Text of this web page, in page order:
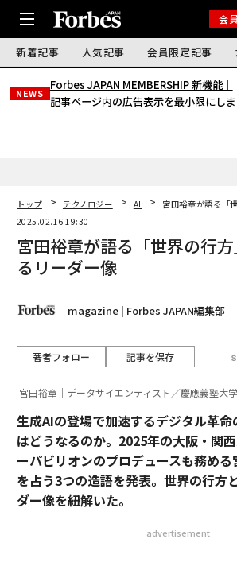
会
新着記事 人気記事 会員限定記事
NEWS
Forbes JAPAN MEMBERSHIP 新機能｜
記事ページ内の広告表示を最小限にし
トップ テクノロジー AI
宮田裕章が語る「
2025.02.16 19:30
宮田裕章が語る「世界の行
るリーダー像
magazine | Forbes JAPAN編集部
著者フォロー 記事を保存
宮田裕章｜データサイエンティスト／慶應義塾大
生成AIの登場で加速するデジタル革
はどうなるのか。2025年の大阪・関
ーパビリオンのプロデュースも務め
を占う3つの造語を発表。世界の行方
ダー像を紐解いた。
advertisement